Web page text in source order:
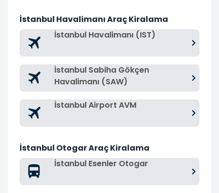
İstanbul Havalimanı Araç Kiralama
İstanbul Havalimanı (IST)
İstanbul Sabiha Gökçen
Havalimanı (SAW)
İstanbul Airport AVM
İstanbul Otogar Araç Kiralama
İstanbul Esenler Otogar